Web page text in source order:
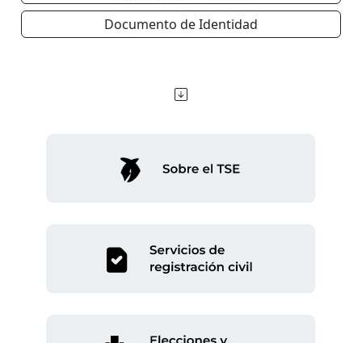
Documento de Identidad
Sección del menú principal